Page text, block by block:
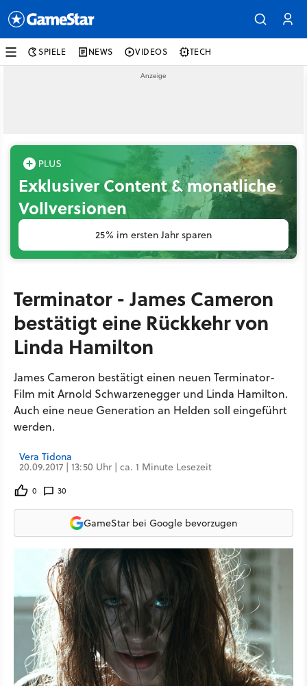
SPIELE NEWS VIDEOS TECH
Exklusiver Content & monatliche
Vollversionen
25% im ersten Jahr sparen
Terminator - James Cameron
bestätigt eine Rückkehr von
Linda Hamilton
James Cameron bestätigt einen neuen Terminator-
Film mit Arnold Schwarzenegger und Linda Hamilton.
Auch eine neue Generation an Helden soll eingeführt
werden.
Vera Tidona
20.09.2017 | 13:50 Uhr | ca. 1 Minute Lesezeit
0 30
GameStar bei Google bevorzugen